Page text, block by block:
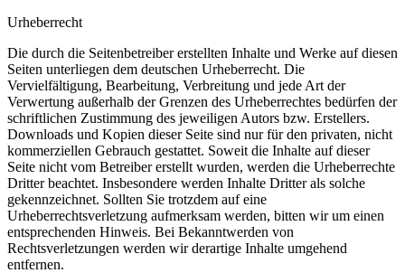
Urheberrecht
Die durch die Seitenbetreiber erstellten Inhalte und Werke auf diesen
Seiten unterliegen dem deutschen Urheberrecht. Die
Vervielfältigung, Bearbeitung, Verbreitung und jede Art der
Verwertung außerhalb der Grenzen des Urheberrechtes bedürfen der
schriftlichen Zustimmung des jeweiligen Autors bzw. Erstellers.
Downloads und Kopien dieser Seite sind nur für den privaten, nicht
kommerziellen Gebrauch gestattet. Soweit die Inhalte auf dieser
Seite nicht vom Betreiber erstellt wurden, werden die Urheberrechte
Dritter beachtet. Insbesondere werden Inhalte Dritter als solche
gekennzeichnet. Sollten Sie trotzdem auf eine
Urheberrechtsverletzung aufmerksam werden, bitten wir um einen
entsprechenden Hinweis. Bei Bekanntwerden von
Rechtsverletzungen werden wir derartige Inhalte umgehend
entfernen.